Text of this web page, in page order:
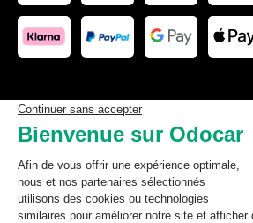
Les données affichées ici, particulièrement
complète, ne doivent pas être copiées. Il
données ou la base de données complète,
exploiter, ni de les rendre accessible à un
préalable de TecDoc. Toute infraction
droits d’auteur et fera l’objet de poursuites.